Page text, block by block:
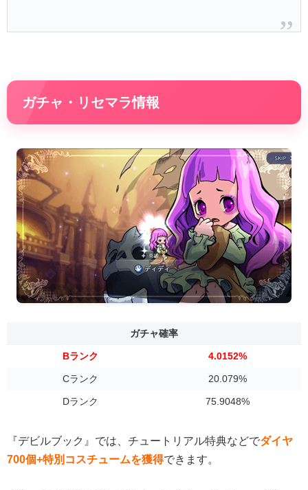
ガチャ・リセマラ情報
ガチャ確率
Bランク 4.0152%
Cランク 20.079%
Dランク 75.9048%
『デビルブック』では、チュートリアル特典などでダイヤ
700個+特別コスチュームを獲得できます。